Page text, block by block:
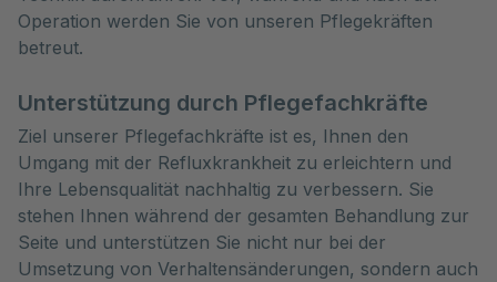
Operation werden Sie von unseren Pflegekräften
betreut.
Unterstützung durch Pflegefachkräfte
Ziel unserer Pflegefachkräfte ist es, Ihnen den
Umgang mit der Refluxkrankheit zu erleichtern und
Ihre Lebensqualität nachhaltig zu verbessern. Sie
stehen Ihnen während der gesamten Behandlung zur
Seite und unterstützen Sie nicht nur bei der
Umsetzung von Verhaltensänderungen, sondern auch